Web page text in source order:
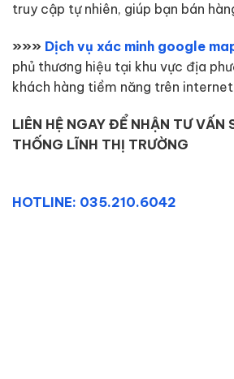
truy cập tự nhiên, giúp bạn bán
»»» Dịch vụ xác minh google
phủ thương hiệu tại khu vực địa
khách hàng tiềm năng trên internet
LIÊN HỆ NGAY ĐỂ NHẬN TƯ VẤN
THỐNG LĨNH THỊ TRƯỜNG
HOTLINE: 035.210.6042